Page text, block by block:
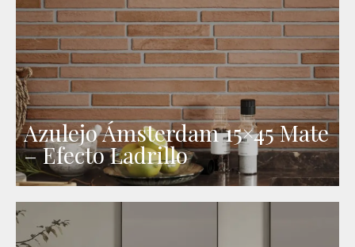
Azulejo Ámsterdam 15×45 Mate
– Efecto Ladrillo